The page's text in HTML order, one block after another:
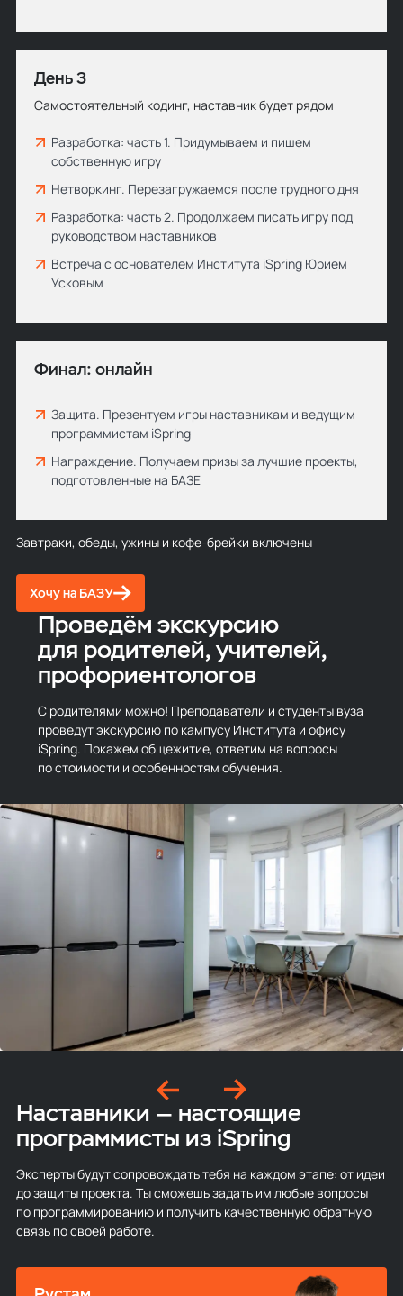
День 3
Самостоятельный кодинг, наставник будет рядом
Разработка: часть 1. Придумываем и пишем
собственную игру
Нетворкинг. Перезагружаемся после трудного дня
Разработка: часть 2. Продолжаем писать игру под
руководством наставников
Встреча с основателем Института iSpring Юрием
Усковым
Финал: онлайн
Защита. Презентуем игры наставникам и ведущим
программистам iSpring
Награждение. Получаем призы за лучшие проекты,
подготовленные на БАЗЕ
Завтраки, обеды, ужины и кофе-брейки включены
Хочу на БАЗУ
Проведём экскурсию
для родителей, учителей,
профориентологов
С родителями можно! Преподаватели и студенты вуза
проведут экскурсию по кампусу Института и офису
iSpring. Покажем общежитие, ответим на вопросы
по стоимости и особенностям обучения.
Наставники — настоящие
программисты из iSpring
Эксперты будут сопровождать тебя на каждом этапе: от идеи
до защиты проекта. Ты сможешь задать им любые вопросы
по программированию и получить качественную обратную
связь по своей работе.